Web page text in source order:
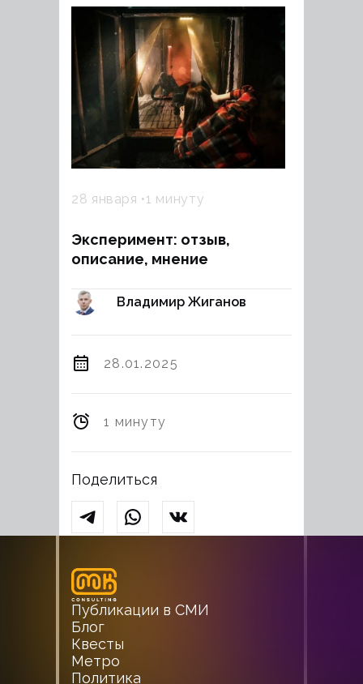
Владимир Жиганов
28.01.2025
1 минуту
Поделиться
28 января 1 минуту
Эксперимент: отзыв,
описание, мнение
Публикации в СМИ
Блог
Квесты
Метро
Политика